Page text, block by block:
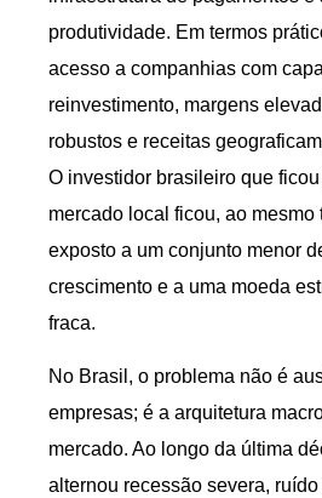
produtividade. Em termos
acesso a companhias com
reinvestimento, margens
robustos e receitas
O investidor brasileiro que
mercado local ficou, ao mesmo
exposto a um conjunto menor
crescimento e a uma moeda
fraca.
No Brasil, o problema não é
empresas; é a arquitetura
mercado. Ao longo da última
alternou recessão severa,